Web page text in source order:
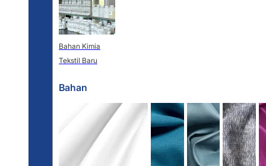
Bahan Kimia
Tekstil Baru
Bahan